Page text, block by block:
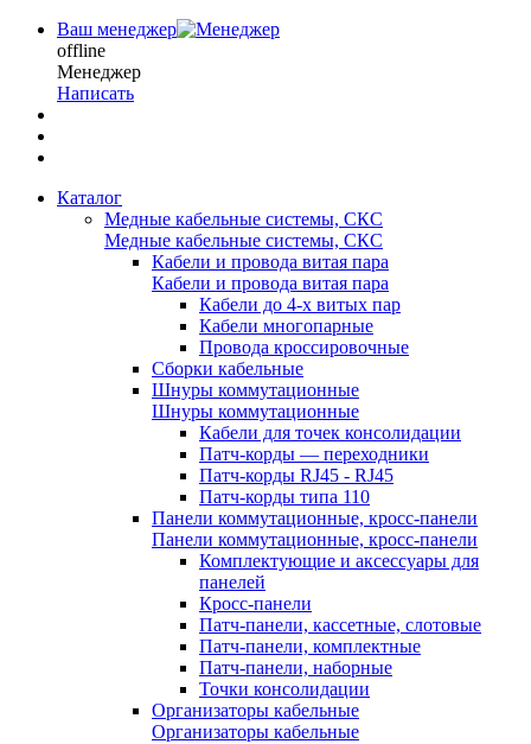
Ваш менеджер
offline
Менеджер
Написать
Каталог
Медные кабельные системы, СКС
Медные кабельные системы, СКС
Кабели и провода витая пара
Кабели и провода витая пара
Кабели до 4-х витых пар
Кабели многопарные
Провода кроссировочные
Сборки кабельные
Шнуры коммутационные
Шнуры коммутационные
Кабели для точек консолидации
Патч-корды — переходники
Патч-корды RJ45 - RJ45
Патч-корды типа 110
Панели коммутационные, кросс-панели
Панели коммутационные, кросс-панели
Комплектующие и аксессуары для
панелей
Кросс-панели
Патч-панели, кассетные, слотовые
Патч-панели, комплектные
Патч-панели, наборные
Точки консолидации
Организаторы кабельные
Организаторы кабельные